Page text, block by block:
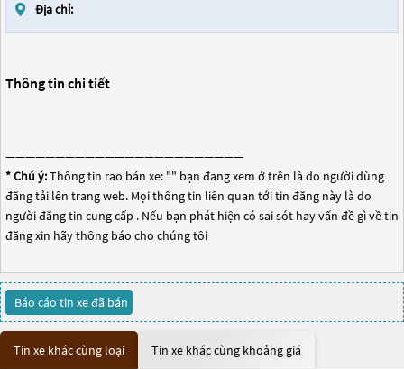
Địa chỉ:
Thông tin chi tiết
————————————————————————
* Chú ý:Thông tin rao bán xe: "" bạn đang xem ở trên là do người dùng
đăng tải lên trang web. Mọi thông tin liên quan tới tin đăng này là do
người đăng tin cung cấp . Nếu bạn phát hiện có sai sót hay vấn đề gì về tin
đăng xin hãy thông báo cho chúng tôi
Báo cáo tin xe đã bán
Tin xe khác cùng loại Tin xe khác cùng khoảng giá